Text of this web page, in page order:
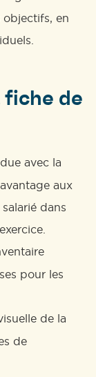
objectifs, en
fiche de
avec la
aux
dans
pour les
de la
de